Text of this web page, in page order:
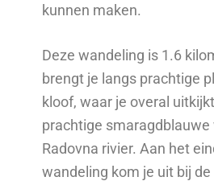
kunnen maken.
Deze wandeling is 1.6
brengt je langs prachtige
kloof, waar je overal
prachtige smaragdblauwe
Radovna rivier. Aan het
wandeling kom je uit bij de